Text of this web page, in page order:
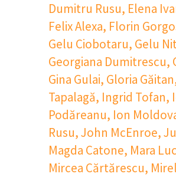
Dumitru Rusu, Elena
Felix Alexa, Florin
Gelu Ciobotaru, Gelu
Georgiana Dumitrescu,
Gina Gulai, Gloria Găitan
Tapalagă, Ingrid Tofan,
Podăreanu, Ion
Rusu,John McEnroe,
Magda Catone, Mara
Mircea Cărtărescu,